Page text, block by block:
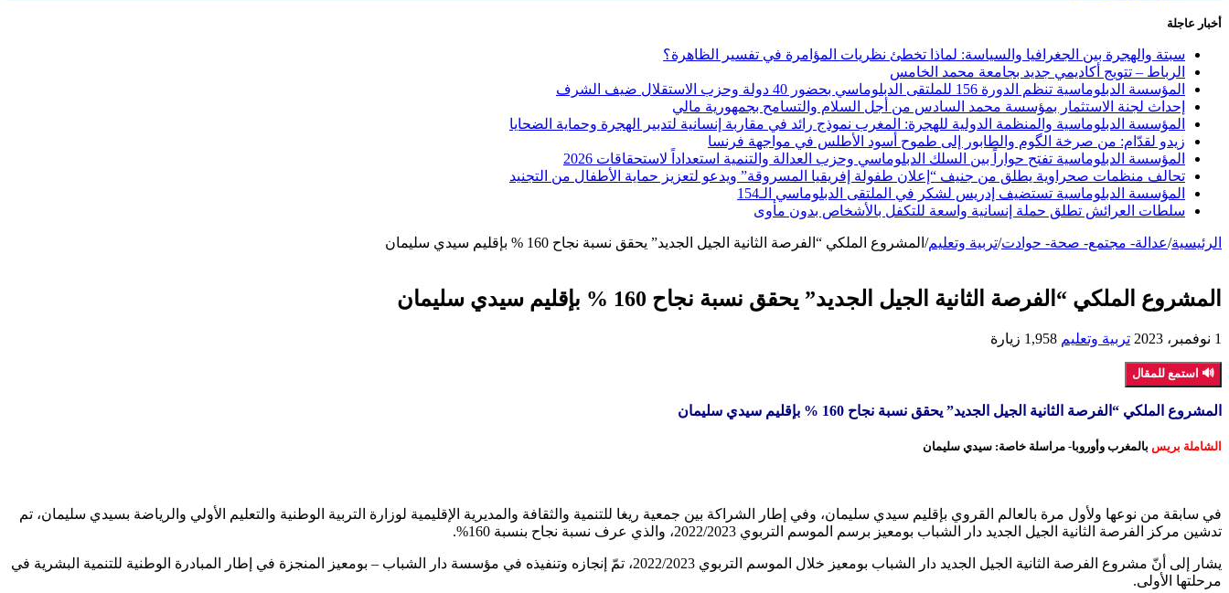
أخبار عاجلة
سبتة والهجرة بين الجغرافيا والسياسة: لماذا تخطئ نظريات المؤامرة في تفسير الظاهرة؟
الرباط – تتويج أكاديمي جديد بجامعة محمد الخامس
المؤسسة الدبلوماسية تنظم الدورة 156 للملتقى الدبلوماسي بحضور 40 دولة وحزب الاستقلال ضيف الشرف
إحداث لجنة الاستثمار بمؤسسة محمد السادس من أجل السلام والتسامح بجمهورية مالي
المؤسسة الدبلوماسية والمنظمة الدولية للهجرة: المغرب نموذج رائد في مقاربة إنسانية لتدبير الهجرة وحماية الضحايا
زيدو لقدّام: من صرخة الگوم والطابور إلى طموح أسود الأطلس في مواجهة فرنسا
المؤسسة الدبلوماسية تفتح حواراً بين السلك الدبلوماسي وحزب العدالة والتنمية استعداداً لاستحقاقات 2026
تحالف منظمات صحراوية يطلق من جنيف “إعلان طفولة إفريقيا المسروقة” ويدعو لتعزيز حماية الأطفال من التجنيد
المؤسسة الدبلوماسية تستضيف إدريس لشكر في الملتقى الدبلوماسي الـ154
سلطات العرائش تطلق حملة إنسانية واسعة للتكفل بالأشخاص بدون مأوى
الرئيسية/عدالة- مجتمع- صحة- حوادت/تربية وتعليم/ المشروع الملكي “الفرصة الثانية الجيل الجديد” يحقق نسبة نجاح 160 % بإقليم سيدي سليمان
المشروع الملكي “الفرصة الثانية الجيل الجديد” يحقق نسبة نجاح 160 % بإقليم سيدي سليمان
1 نوفمبر، 2023 تربية وتعليم 1,958 زيارة
🔊 استمع للمقال
المشروع الملكي “الفرصة الثانية الجيل الجديد” يحقق نسبة نجاح 160 % بإقليم سيدي سليمان
الشاملة بريس بالمغرب وأوروبا- مراسلة خاصة: سيدي سليمان
في سابقة من نوعها ولأول مرة بالعالم القروي بإقليم سيدي سليمان، وفي إطار الشراكة بين جمعية ريغا للتنمية والثقافة والمديرية الإقليمية لوزارة التربية الوطنية والتعليم الأولي والرياضة بسيدي سليمان، تم
تدشين مركز الفرصة الثانية الجيل الجديد دار الشباب بومعيز برسم الموسم التربوي 2022/2023، والذي عرف نسبة نجاح بنسبة 160%.
يشار إلى أنّ مشروع الفرصة الثانية الجيل الجديد دار الشباب بومعيز خلال الموسم التربوي 2022/2023، تمّ إنجازه وتنفيذه في مؤسسة دار الشباب – بومعيز المنجزة في إطار المبادرة الوطنية للتنمية البشرية في
مرحلتها الأولى.